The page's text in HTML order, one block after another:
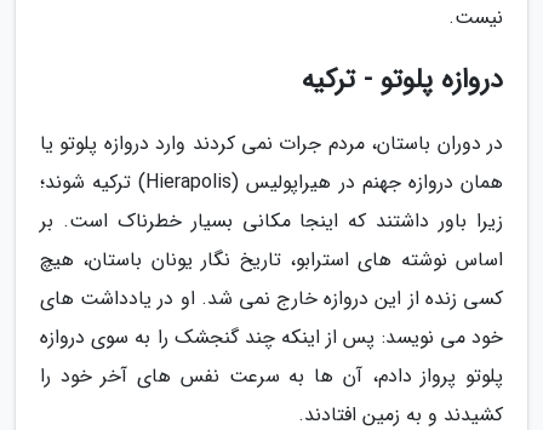
نیست.
دروازه پلوتو - ترکیه
در دوران باستان، مردم جرات نمی کردند وارد دروازه پلوتو یا
همان دروازه جهنم در هیراپولیس (Hierapolis) ترکیه شوند؛
زیرا باور داشتند که اینجا مکانی بسیار خطرناک است. بر
اساس نوشته های استرابو، تاریخ نگار یونان باستان، هیچ
کسی زنده از این دروازه خارج نمی شد. او در یادداشت های
خود می نویسد: پس از اینکه چند گنجشک را به سوی دروازه
پلوتو پرواز دادم، آن ها به سرعت نفس های آخر خود را
کشیدند و به زمین افتادند.